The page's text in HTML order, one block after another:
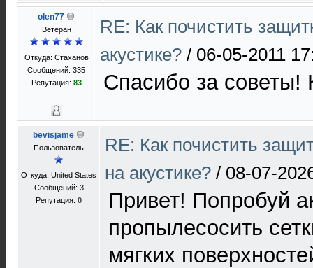
olen77
Ветеран
Откуда: Стаханов
Сообщений: 335
Репутация: 83
RE: Как почистить
акустике? / 06-05-2011
Спасибо за советы!
bevisjame
Пользователь
Откуда: United States
Сообщений: 3
Репутация: 0
RE: Как почистить
на акустике? / 08-07-
Привет! Попробуй
пропылесосить
мягких